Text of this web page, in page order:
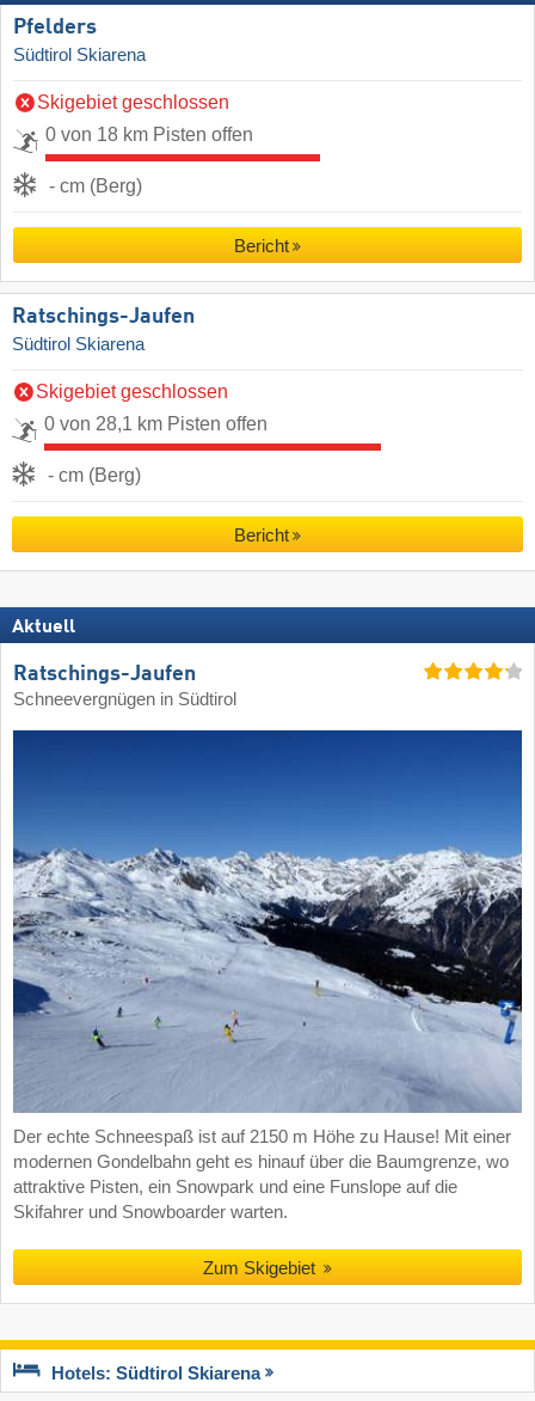
Pfelders
Südtirol Skiarena
Skigebiet geschlossen
0 von 18 km Pisten offen
- cm (Berg)
Bericht
Ratschings-Jaufen
Südtirol Skiarena
Skigebiet geschlossen
0 von 28,1 km Pisten offen
- cm (Berg)
Bericht
Aktuell
Ratschings-Jaufen
Schneevergnügen in Südtirol
Der echte Schneespaß ist auf 2150 m Höhe zu Hause! Mit einer
modernen Gondelbahn geht es hinauf über die Baumgrenze, wo
attraktive Pisten, ein Snowpark und eine Funslope auf die
Skifahrer und Snowboarder warten.
Zum Skigebiet
Hotels: Südtirol Skiarena